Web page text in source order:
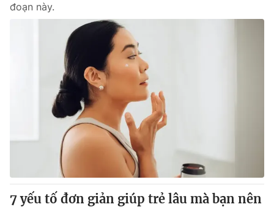
đoạn này.
7 yếu tố đơn giản giúp trẻ lâu mà bạn nên